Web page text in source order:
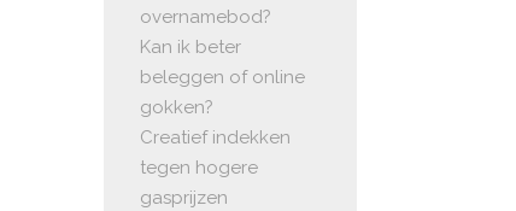
overnamebod?
Kan ik beter
beleggen of online
gokken?
Creatief indekken
tegen hogere
gasprijzen